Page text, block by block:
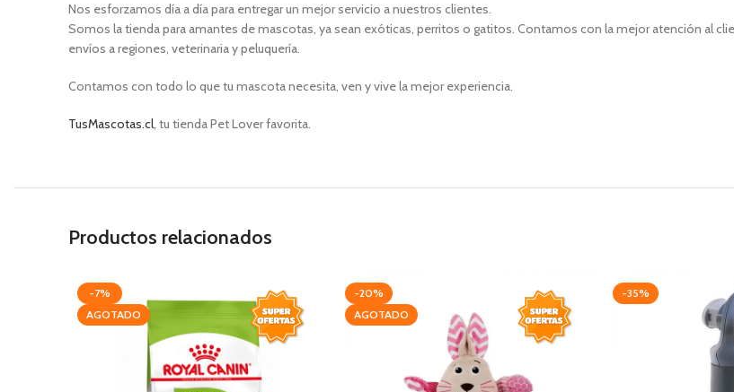
Nos esforzamos día a día para entregar un mejor servicio a nuestros clientes.
Somos la tienda para amantes de mascotas, ya sean exóticas, perritos o gatitos. Contamos con la mejor atención al
envíos a regiones, veterinaria y peluquería.
Contamos con todo lo que tu mascota necesita, ven y vive la mejor experiencia.
TusMascotas.cl, tu tienda Pet Lover favorita.
Productos relacionados
-7%
AGOTADO
-20%
AGOTADO
-35%